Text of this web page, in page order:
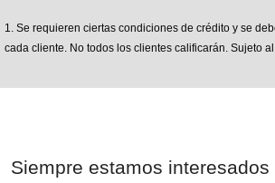
1. Se requieren ciertas condiciones de crédito y se
cada cliente. No todos los clientes calificarán. Sujeto
Siempre estamos interesados